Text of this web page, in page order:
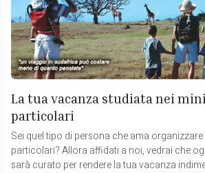
La tua vacanza studiata nei
particolari
Sei quel tipo di persona che ama
particolari? Allora affidati a noi, vedrai che
sarà curato per rendere la tua vacanza